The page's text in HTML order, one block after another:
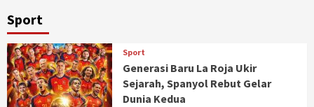
Sport
Sport
Generasi Baru La Roja Ukir
Sejarah, Spanyol Rebut Gelar
Dunia Kedua